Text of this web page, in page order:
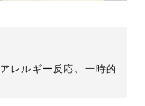
レルギー反応、一時的